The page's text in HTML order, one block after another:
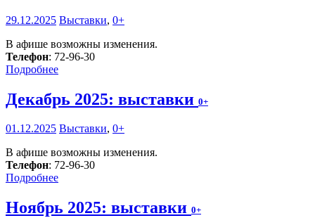
29.12.2025 Выставки, 0+
В афише возможны изменения.
Телефон: 72-96-30
Подробнее
Декабрь 2025: выставки 0+
01.12.2025 Выставки, 0+
В афише возможны изменения.
Телефон: 72-96-30
Подробнее
Ноябрь 2025: выставки 0+